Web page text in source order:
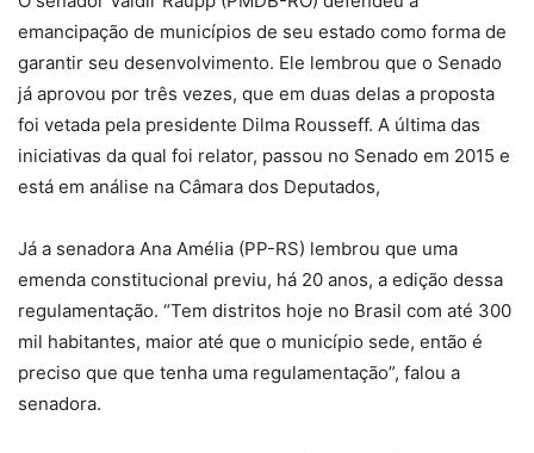
emancipação de municípios de seu estado como forma de
garantir seu desenvolvimento. Ele lembrou que o Senado
já aprovou por três vezes, que em duas delas a proposta
foi vetada pela presidente Dilma Rousseff. A última das
iniciativas da qual foi relator, passou no Senado em 2015 e
está em análise na Câmara dos Deputados,
Já a senadora Ana Amélia (PP-RS) lembrou que uma
emenda constitucional previu, há 20 anos, a edição dessa
regulamentação. “Tem distritos hoje no Brasil com até 300
mil habitantes, maior até que o município sede, então é
preciso que que tenha uma regulamentação”, falou a
senadora.